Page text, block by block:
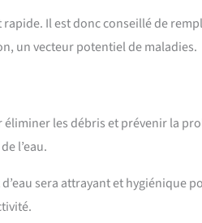
rapide. Il est donc conseillé de
un vecteur potentiel de maladies.
les débris et prévenir la
l’eau.
sera attrayant et hygiénique